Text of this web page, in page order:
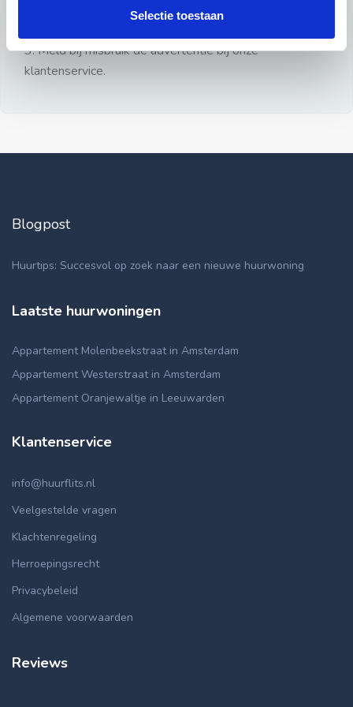
Selectie toestaan
3: Meld bij misbruik de advertentie bij onze
klantenservice.
Blogpost
Huurtips: Succesvol op zoek naar een nieuwe huurwoning
Laatste huurwoningen
Appartement Molenbeekstraat in Amsterdam
Appartement Westerstraat in Amsterdam
Appartement Oranjewaltje in Leeuwarden
Klantenservice
info@huurflits.nl
Veelgestelde vragen
Klachtenregeling
Herroepingsrecht
Privacybeleid
Algemene voorwaarden
Reviews